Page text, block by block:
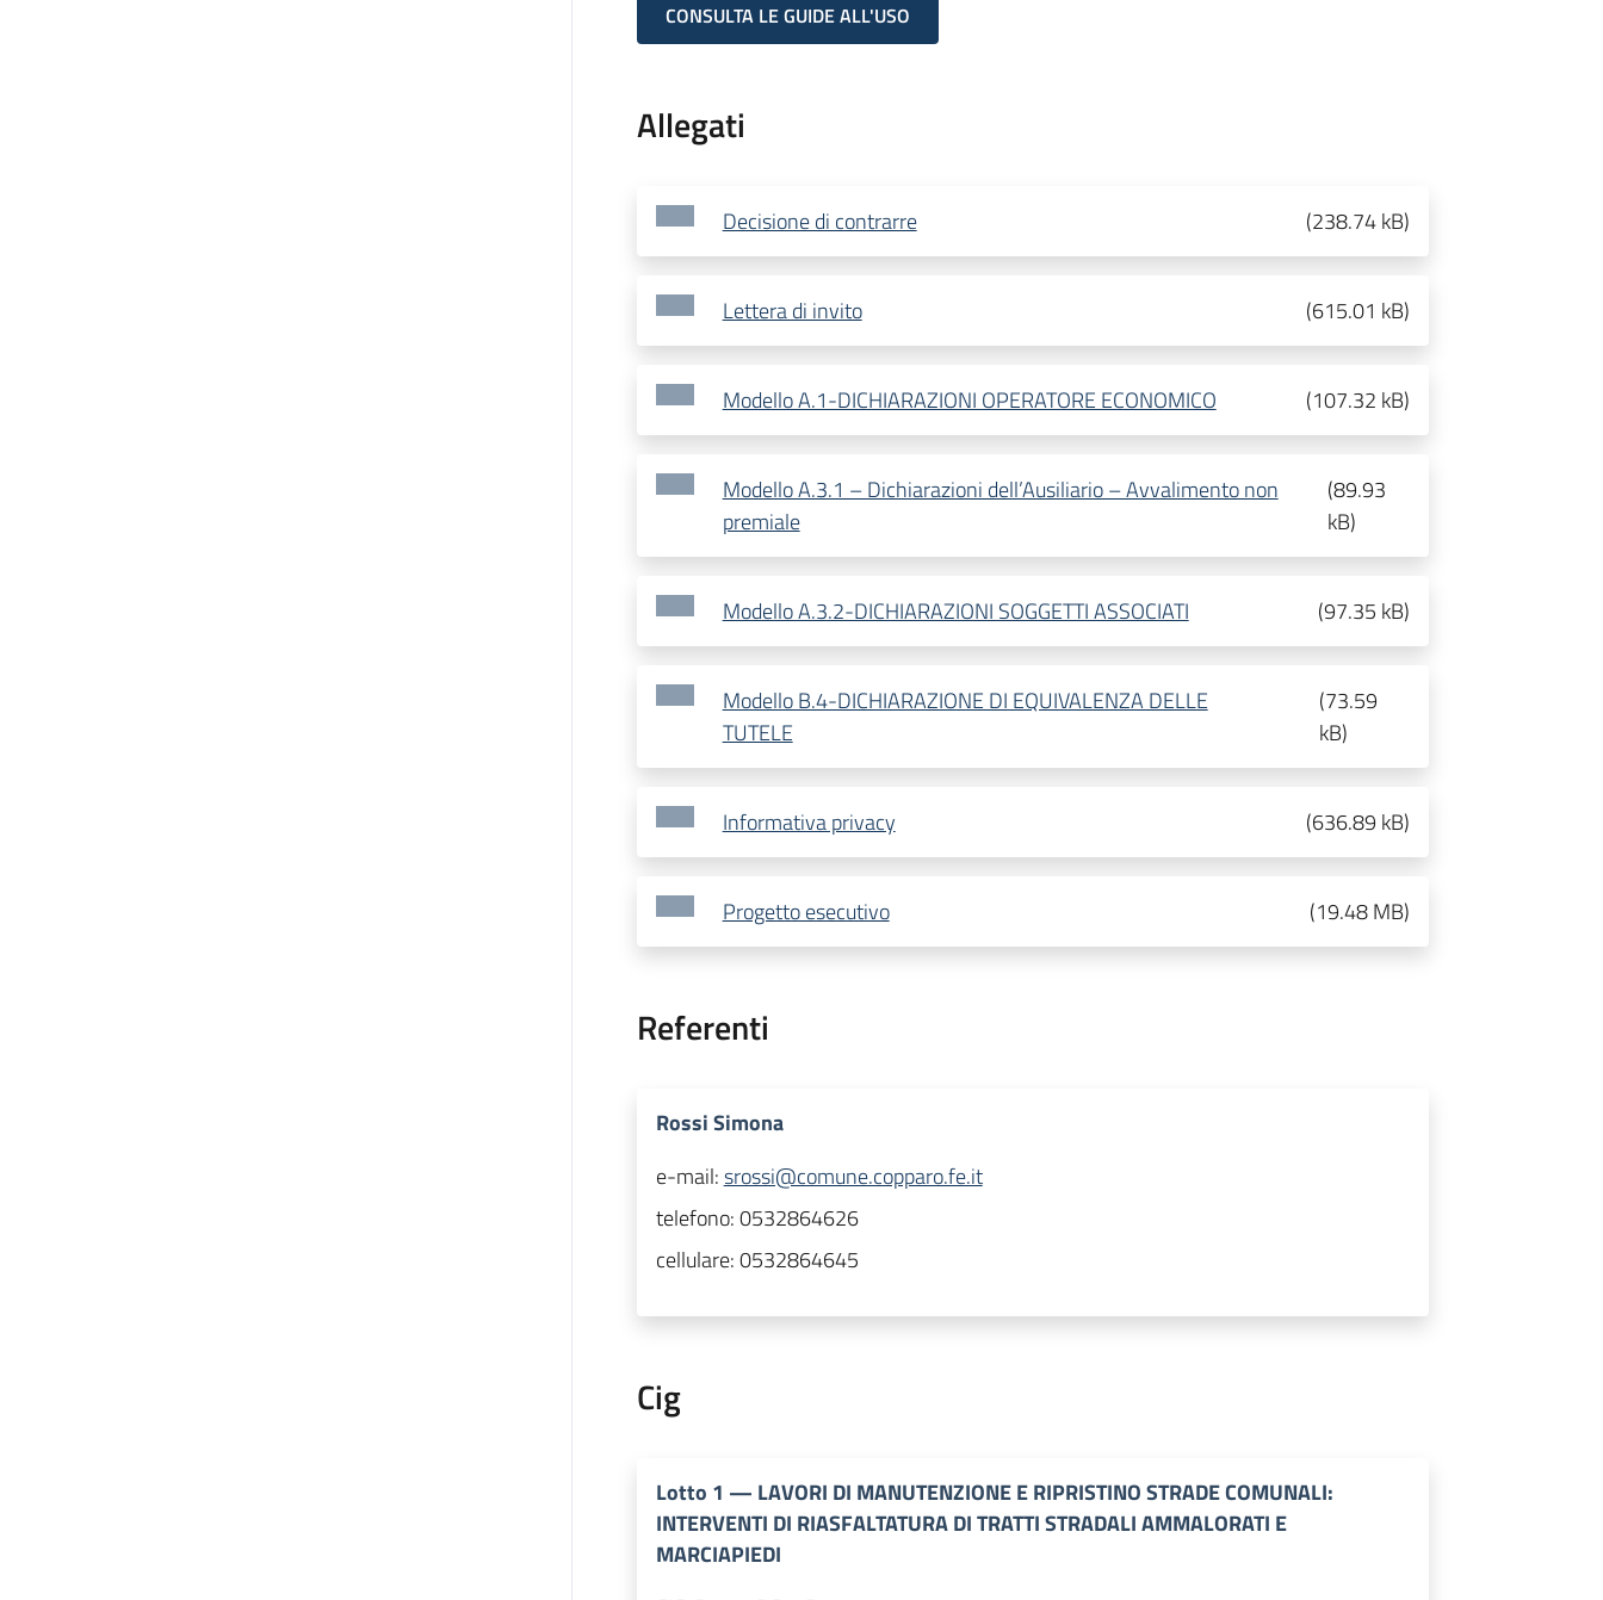
CONSULTA LE GUIDE ALL'USO
Allegati
Decisione di contrarre (238.74 kB)
Lettera di invito (615.01 kB)
Modello A.1-DICHIARAZIONI OPERATORE ECONOMICO (107.32 kB)
Modello A.3.1 – Dichiarazioni dell’Ausiliario – Avvalimento non
premiale
(89.93
kB)
Modello A.3.2-DICHIARAZIONI SOGGETTI ASSOCIATI (97.35 kB)
Modello B.4-DICHIARAZIONE DI EQUIVALENZA DELLE
TUTELE
(73.59
kB)
Informativa privacy (636.89 kB)
Progetto esecutivo (19.48 MB)
Referenti
Rossi Simona
e-mail:srossi@comune.copparo.fe.it
telefono:0532864626
cellulare:0532864645
Cig
Lotto 1 — LAVORI DI MANUTENZIONE E RIPRISTINO STRADE COMUNALI:
INTERVENTI DI RIASFALTATURA DI TRATTI STRADALI AMMALORATI E
MARCIAPIEDI